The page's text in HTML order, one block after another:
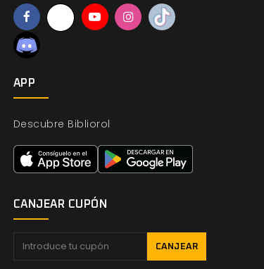
APP
Descubre Bibliorol
CANJEAR CUPÓN
CANJEAR